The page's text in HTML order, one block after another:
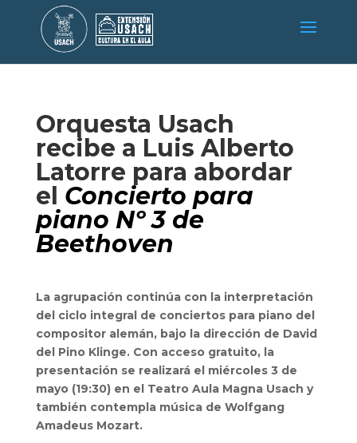
Orquesta Usach
recibe a Luis Alberto
Latorre para abordar
el Concierto para
piano Nº 3 de
Beethoven
La agrupación continúa con la interpretación
del ciclo integral de conciertos para piano del
compositor alemán, bajo la dirección de David
del Pino Klinge. Con acceso gratuito, la
presentación se realizará el miércoles 3 de
mayo (19:30) en el Teatro Aula Magna Usach y
también contempla música de Wolfgang
Amadeus Mozart.